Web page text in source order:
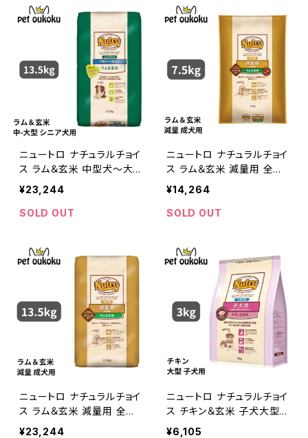
ニュートロ ナチュラルチョイ
ス ラム＆玄米 中型犬〜大
型犬 エイジングケア 13.5k
g 0079105113526
¥23,244
SOLD OUT
ニュートロ ナチュラルチョイ
ス ラム＆玄米 減量用 全犬
種用 成犬用 7.5kg 45623
58786877
¥14,264
SOLD OUT
ニュートロ ナチュラルチョイ
ス ラム＆玄米 減量用 全犬
種用 成犬用 13.5kg 0079
¥23,244
ニュートロ ナチュラルチョイ
ス チキン＆玄米 子犬大型
犬 3kg 4562358783685
¥6,105